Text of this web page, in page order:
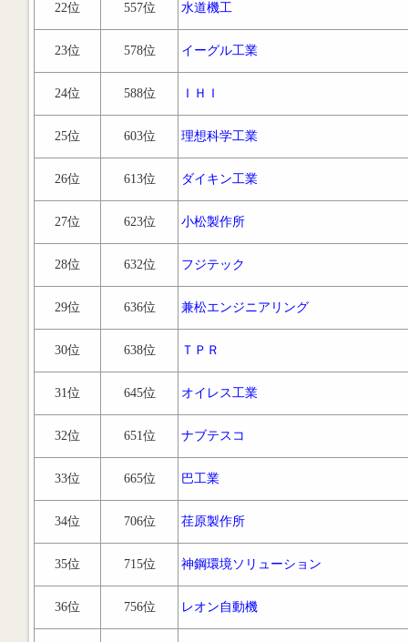
22位 557位 水道機工
23位 578位 イーグル工業
24位 588位 ＩＨＩ
25位 603位 理想科学工業
26位 613位 ダイキン工業
27位 623位 小松製作所
28位 632位 フジテック
29位 636位 兼松エンジニアリング
30位 638位 ＴＰＲ
31位 645位 オイレス工業
32位 651位 ナブテスコ
33位 665位 巴工業
34位 706位 荏原製作所
35位 715位 神鋼環境ソリューション
36位 756位 レオン自動機